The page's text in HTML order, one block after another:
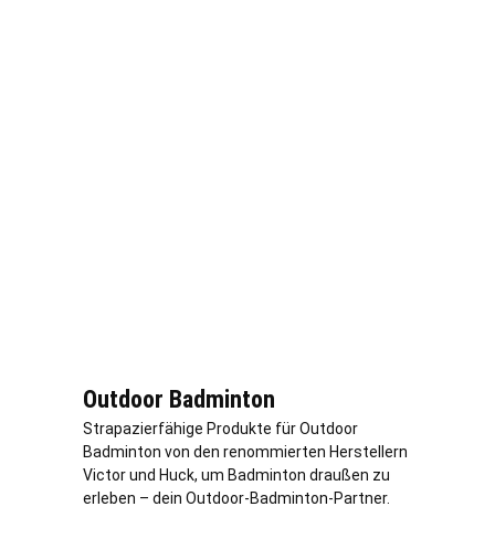
Outdoor Badminton
Strapazierfähige Produkte für Outdoor
Badminton von den renommierten Herstellern
Victor und Huck, um Badminton draußen zu
erleben – dein Outdoor-Badminton-Partner.